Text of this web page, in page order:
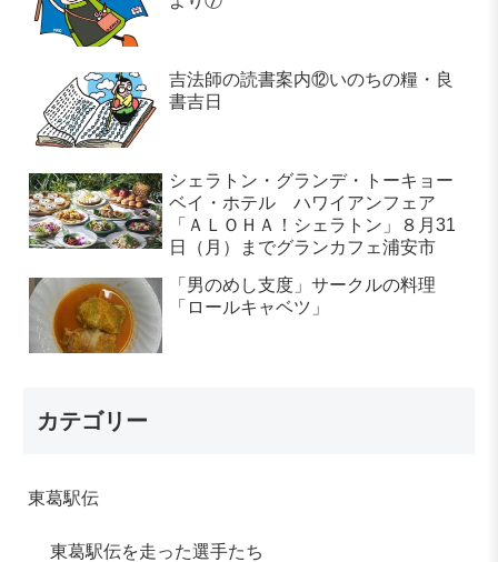
吉法師の読書案内⑫いのちの糧・良
書吉日
シェラトン・グランデ・トーキョー
ベイ・ホテル ハワイアンフェア
「ＡＬＯＨＡ！シェラトン」８月31
日（月）までグランカフェ浦安市
「男のめし支度」サークルの料理
「ロールキャベツ」
カテゴリー
東葛駅伝
東葛駅伝を走った選手たち